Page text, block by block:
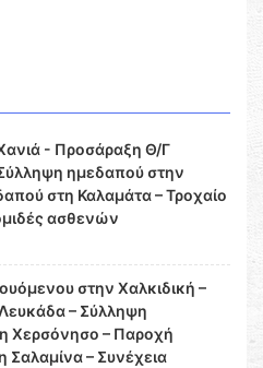
- Προσάραξη Θ/Γ
ημεδαπού στην
στη Καλαμάτα – Τροχαίο
ασθενών
στην Χαλκιδική –
– Σύλληψη
Χερσόνησο – Παροχή
– Συνέχεια